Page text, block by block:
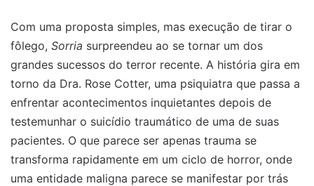
Com uma proposta simples, mas execução de tirar o
fôlego, Sorria surpreendeu ao se tornar um dos
grandes sucessos do terror recente. A história gira em
torno da Dra. Rose Cotter, uma psiquiatra que passa a
enfrentar acontecimentos inquietantes depois de
testemunhar o suicídio traumático de uma de suas
pacientes. O que parece ser apenas trauma se
transforma rapidamente em um ciclo de horror, onde
uma entidade maligna parece se manifestar por trás